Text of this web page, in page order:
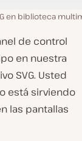
en biblioteca
de control
en nuestra
SVG. Usted
está sirviendo
las pantallas